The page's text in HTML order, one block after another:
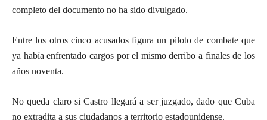
completo del documento no ha sido divulgado.
Entre los otros cinco acusados figura un piloto de combate que
ya había enfrentado cargos por el mismo derribo a finales de los
años noventa.
No queda claro si Castro llegará a ser juzgado, dado que Cuba
no extradita a sus ciudadanos a territorio estadounidense.